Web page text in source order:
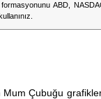
ABD,
Mum Çubuğu